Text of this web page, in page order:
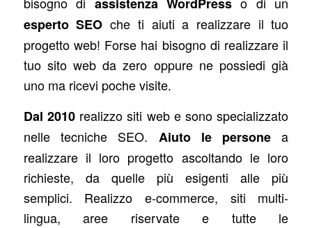
esperto SEO che ti aiuti a realizzare il tuo
progetto web! Forse hai bisogno di realizzare il
tuo sito web da zero oppure ne possiedi già
uno ma ricevi poche visite.
Dal 2010realizzo siti web e sono specializzato
nelle tecniche SEO. Aiuto le persone a
realizzare il loro progetto ascoltando le loro
richieste, da quelle più esigenti alle più
semplici. Realizzo e-commerce, siti multi-
lingua, aree riservate e tutte le